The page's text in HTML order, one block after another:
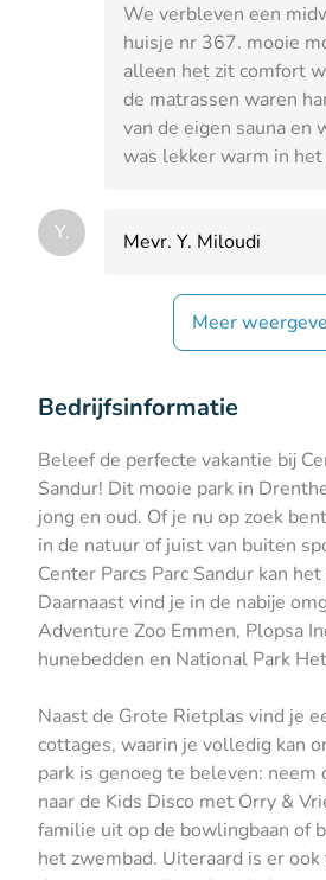
We verbleven een
huisje nr 367. mooie
alleen het zit comfort
de matrassen waren
van de eigen sauna en
was lekker warm in het
Y. Mevr. Y. Miloudi
Meer
Bedrijfsinformatie
Beleef de perfecte vakantie bij
Sandur! Dit mooie park in
jong en oud. Of je nu op zoek
in de natuur of juist van buiten
Center Parcs Parc Sandur kan
Daarnaast vind je in de nabije
Adventure Zoo Emmen, Plopsa
hunebedden en National Park
Naast de Grote Rietplas vind je
cottages, waarin je volledig kan
park is genoeg te beleven: neem
naar de Kids Disco met Orry &
familie uit op de bowlingbaan of
het zwembad. Uiteraard is er ook